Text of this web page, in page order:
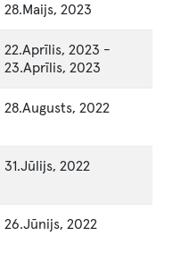
28.Maijs, 2023
22.Aprīlis, 2023 -
23.Aprīlis, 2023
28.Augusts, 2022
31.Jūlijs, 2022
26.Jūnijs, 2022